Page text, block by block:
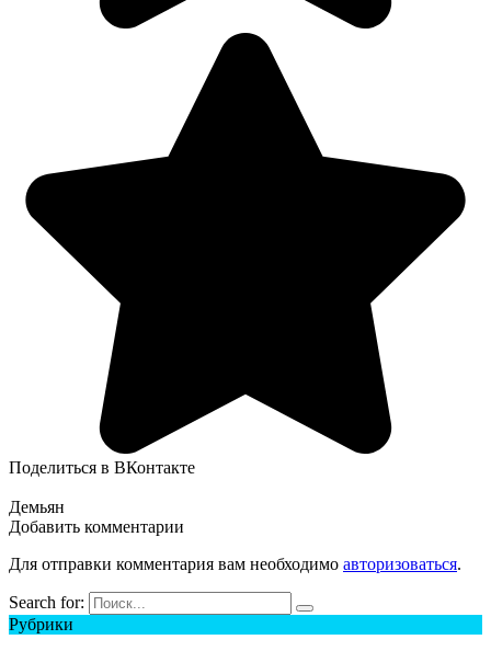
Поделиться в ВКонтакте
Демьян
Добавить комментарии
Для отправки комментария вам необходимо авторизоваться.
Search for:
Рубрики